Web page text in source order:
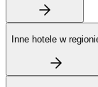
Inne hotele w